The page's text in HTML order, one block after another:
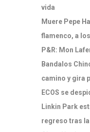
vida
Muere Pepe
flamenco, a
P&R: Mon
Bandalos
camino y gira
ECOS se
Linkin Park
regreso tras